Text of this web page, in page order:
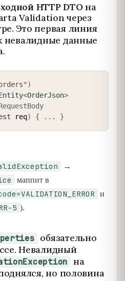
HTTP DTOна
Validation через
Это первая линия
невалидные данные
)
<OrderJson>
req) { . . . }
→
маппит в
и
5 ).
обязательно
Невалидный
на
но половина